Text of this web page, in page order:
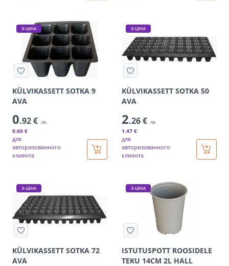
Э-ЦЕНА
KÜLVIKASSETT SOTKA 9
AVA
0.92 € /tk
0.60 €
для
авторизованного
клиента
Э-ЦЕНА
KÜLVIKASSETT SOTKA 50
AVA
2.26 € /tk
1.47 €
для
авторизованного
клиента
Э-ЦЕНА
KÜLVIKASSETT SOTKA 72
AVA
Э-ЦЕНА
ISTUTUSPOTT ROOSIDELE
TEKU 14CM 2L HALL